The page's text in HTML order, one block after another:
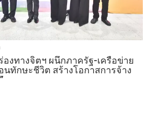
องทางจิตฯ ผนึกภาครัฐ-เครือข่าย
นทักษะชีวิต สร้างโอกาสการจ้าง